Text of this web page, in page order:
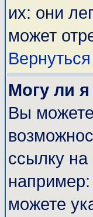
их: они
может
Могу ли я
Вы
ссылку на
можете